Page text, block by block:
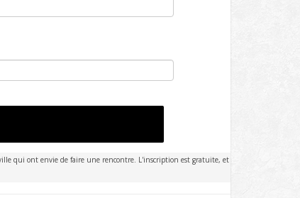
qui ont envie de faire une rencontre. L'inscription est gratuite, et